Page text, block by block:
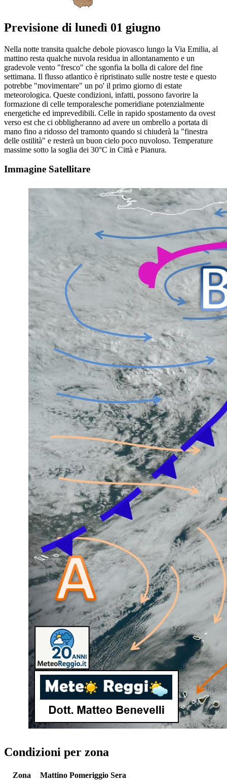
Previsione di lunedì 01 giugno
Nella notte transita qualche debole piovasco lungo la Via Emilia, al
mattino resta qualche nuvola residua in allontanamento e un
gradevole vento "fresco" che sgonfia la bolla di calore del fine
settimana. Il flusso atlantico è ripristinato sulle nostre teste e questo
potrebbe "movimentare" un po' il primo giorno di estate
meteorologica. Queste condizioni, infatti, possono favorire la
formazione di celle temporalesche pomeridiane potenzialmente
energetiche ed imprevedibili. Celle in rapido spostamento da ovest
verso est che ci obbligheranno ad avere un ombrello a portata di
mano fino a ridosso del tramonto quando si chiuderà la "finestra
delle ostilità" e resterà un buon cielo poco nuvoloso. Temperature
massime sotto la soglia dei 30°C in Città e Pianura.
Immagine Satellitare
Condizioni per zona
Zona Mattino Pomeriggio Sera